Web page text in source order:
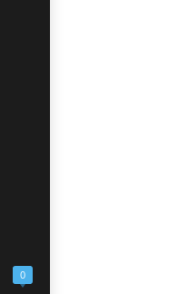
0